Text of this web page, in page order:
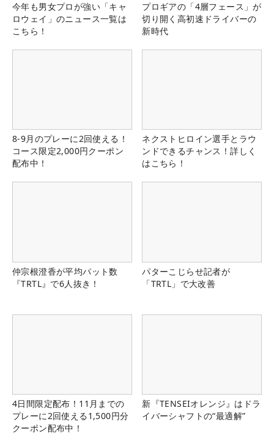
今年も男女プロが強い「キャ
ロウェイ」のニュース一覧は
こちら！
プロギアの「4層フェース」が
切り開く高初速ドライバーの
新時代
8-9月のプレーに2回使える！
コース限定2,000円クーポン
配布中！
ネクストヒロイン選手とラウ
ンドできるチャンス！詳しく
はこちら！
仲宗根澄香が平均パット数
『TRTL』で6人抜き！
パターこじらせ記者が
「TRTL」で大改善
4日間限定配布！11月までの
プレーに2回使える1,500円分
クーポン配布中！
新『TENSEIオレンジ』はドラ
イバーシャフトの“最適解”